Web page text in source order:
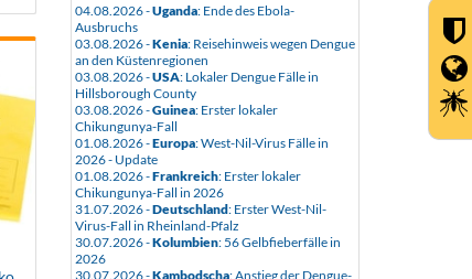
04.08.2026 -Uganda: Ende des Ebola-
Ausbruchs
03.08.2026 -Kenia: Reisehinweis wegen Dengue
an den Küstenregionen
03.08.2026 -USA: Lokaler Dengue Fälle in
Hillsborough County
03.08.2026 -Guinea: Erster lokaler
Chikungunya-Fall
01.08.2026 -Europa: West-Nil-Virus Fälle in
2026 - Update
01.08.2026 -Frankreich: Erster lokaler
Chikungunya-Fall in 2026
31.07.2026 -Deutschland: Erster West-Nil-
Virus-Fall in Rheinland-Pfalz
30.07.2026 -Kolumbien: 56 Gelbfieberfälle in
2026
30.07.2026 -Kambodscha: Anstieg der Dengue-